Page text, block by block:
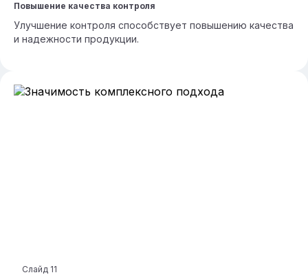
Повышение качества контроля
Улучшение контроля способствует повышению качества
и надежности продукции.
Слайд 11